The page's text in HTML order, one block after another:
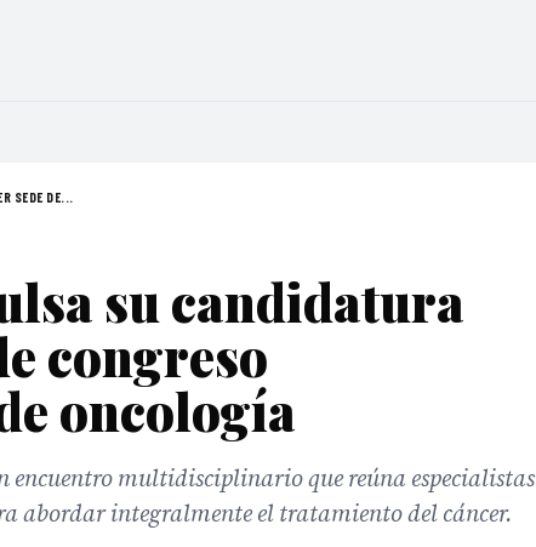
SEDE DE...
su candidatura
congreso
oncología
multidisciplinario que reúna especialistas
abordar integralmente el tratamiento del cáncer.